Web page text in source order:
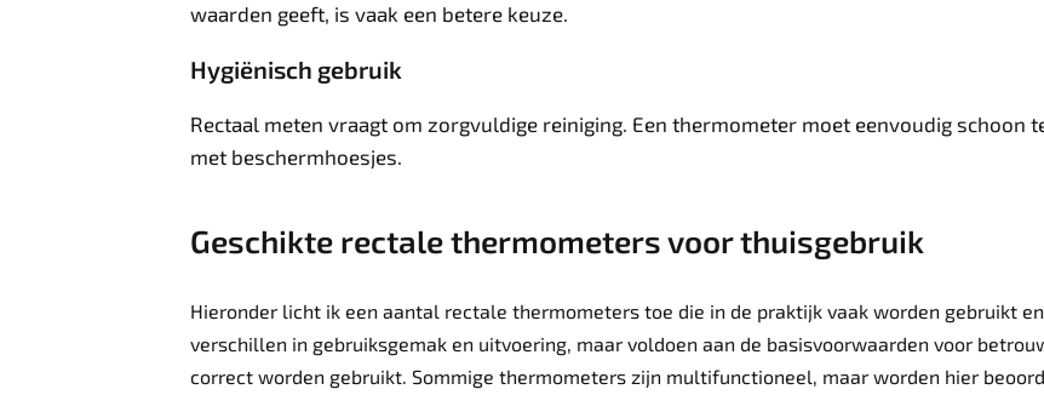
waarden geeft, is vaak een betere keuze.
Hygiënisch gebruik
Rectaal meten vraagt om zorgvuldige reiniging. Een thermometer moet eenvoudig schoon
met beschermhoesjes.
Geschikte rectale thermometers voor thuisgebruik
Hieronder licht ik een aantal rectale thermometers toe die in de praktijk vaak worden gebruikt
verschillen in gebruiksgemak en uitvoering, maar voldoen aan de basisvoorwaarden voor
correct worden gebruikt. Sommige thermometers zijn multifunctioneel, maar worden hier